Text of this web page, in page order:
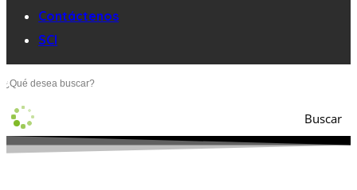
Contáctenos
SCI
Buscar